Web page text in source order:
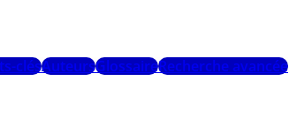
clésAuteursGlossaireRecherche avancée